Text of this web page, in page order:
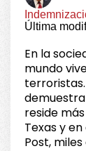
Última
En la
mundo
reside
Texas y
Post, miles